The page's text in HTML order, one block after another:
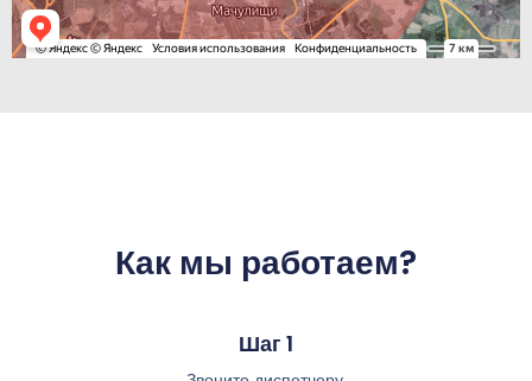
Как мы работаем?
Шаг 1